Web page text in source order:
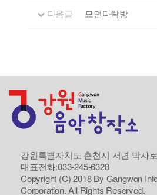
다음글 모던다락방
강원특별자치도 춘천시 서면 박사
대표전화:033-245-6328
Copyright (C) 2018 By Gangwon
Corporation. All Rights Reserved.